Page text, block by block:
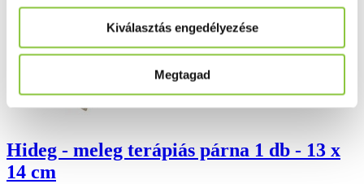
Kiválasztás engedélyezése
Megtagad
Hideg - meleg terápiás párna 1 db - 13 x
14 cm